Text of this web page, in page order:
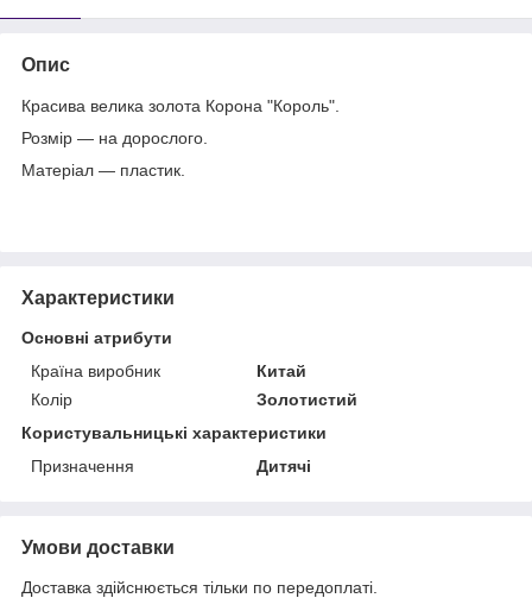
Опис
Красива велика золота Корона "Король".
Розмір — на дорослого.
Матеріал — пластик.
Характеристики
Основні атрибути
Країна виробник
Китай
Колір
Золотистий
Користувальницькі характеристики
Призначення
Дитячі
Умови доставки
Доставка здійснюється тільки по передоплаті.